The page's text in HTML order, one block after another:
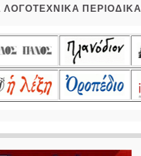
ΠΕΡΙΟΔΙΚΆ